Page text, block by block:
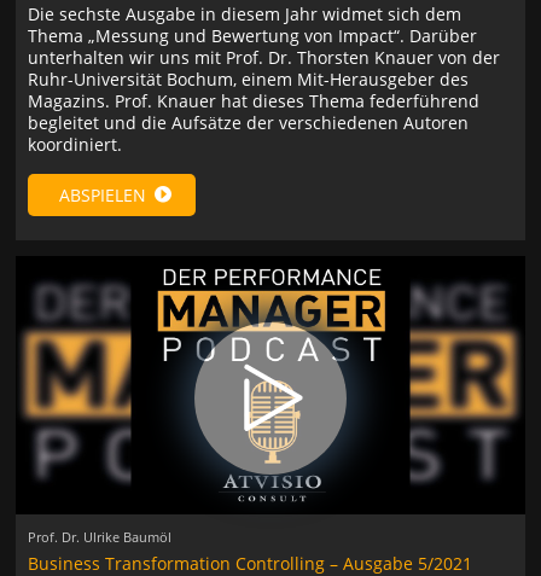
Die sechste Ausgabe in diesem Jahr widmet sich dem
Thema „Messung und Bewertung von Impact“. Darüber
unterhalten wir uns mit Prof. Dr. Thorsten Knauer von der
Ruhr-Universität Bochum, einem Mit-Herausgeber des
Magazins. Prof. Knauer hat dieses Thema federführend
begleitet und die Aufsätze der verschiedenen Autoren
koordiniert.
ABSPIELEN
Prof. Dr. Ulrike Baumöl
Business Transformation Controlling – Ausgabe 5/2021